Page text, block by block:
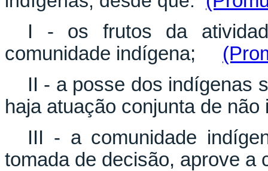
I - os frutos da
comunidade indígena;
II - a posse dos indígenas
haja atuação conjunta de
III - a comunidade
tomada de decisão, aprove a